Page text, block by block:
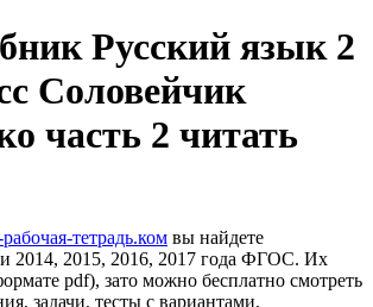
Русский язык 2
Соловейчик
часть 2 читать
тетрадь.ком вы найдете
2014, 2015, 2016, 2017 года ФГОС. Их
pdf), зато можно бесплатно смотреть
задачи, тесты с вариантами,